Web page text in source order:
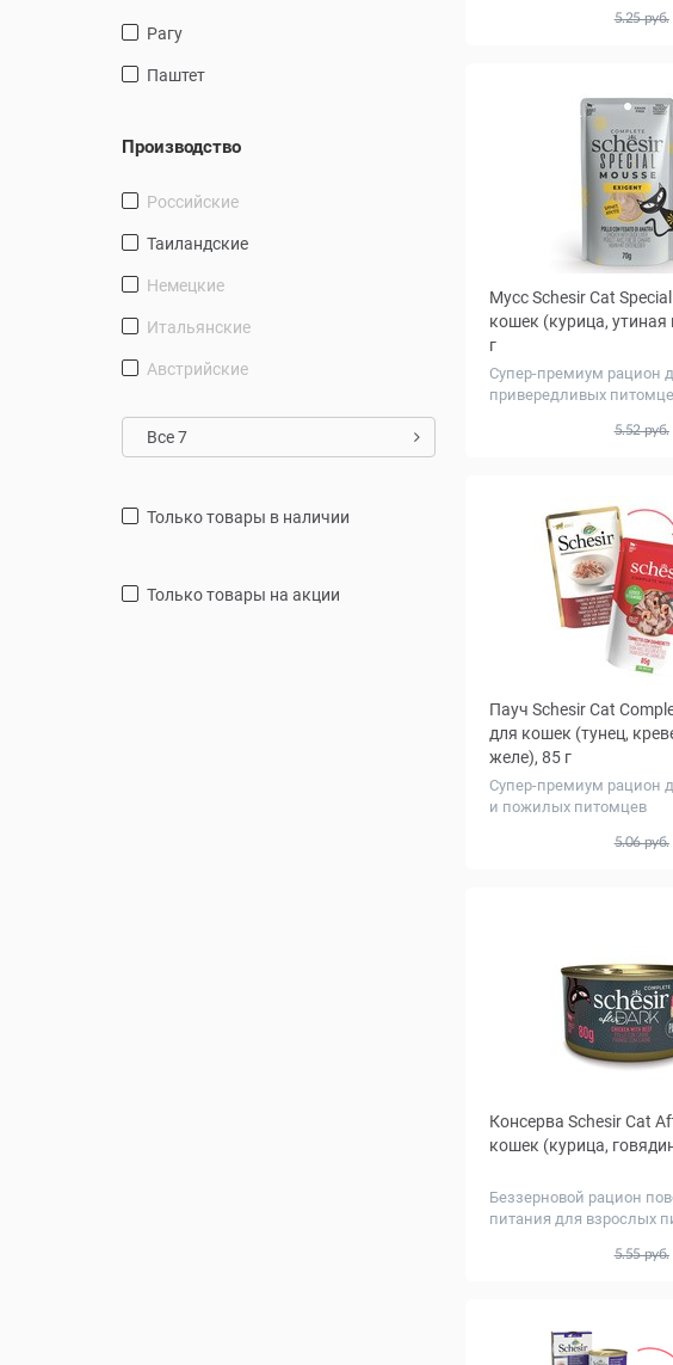
Рагу
Паштет
Производство
Российские
Таиландские
Немецкие
Итальянские
Австрийские
Все 7
только товары в наличии
только товары на акции
5.25 руб.
Мусс Schesir Cat
кошек (курица, утиная
г
Супер-премиум рацион
привередливых
5.52 руб.
Пауч Schesir Cat
для кошек (тунец,
желе), 85 г
Супер-премиум рацион
и пожилых питомцев
5.06 руб.
Консерва Schesir Cat
кошек (курица,
Беззерновой рацион
питания для взрослых
5.55 руб.